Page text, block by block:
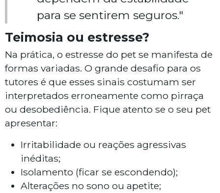
para se sentirem seguros."
Teimosia ou estresse?
Na prática, o estresse do pet se manifesta de
formas variadas. O grande desafio para os
tutores é que esses sinais costumam ser
interpretados erroneamente como pirraça
ou desobediência. Fique atento se o seu pet
apresentar:
Irritabilidade ou reações agressivas
inéditas;
Isolamento (ficar se escondendo);
Alterações no sono ou apetite;